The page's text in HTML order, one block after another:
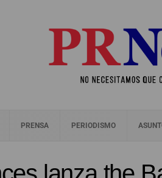
PRENSA PERIODISMO